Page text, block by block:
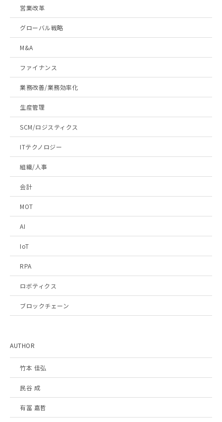
営業改革
グローバル戦略
M&A
ファイナンス
業務改善/業務効率化
生産管理
SCM/ロジスティクス
ITテクノロジー
組織/人事
会計
MOT
AI
IoT
RPA
ロボティクス
ブロックチェーン
AUTHOR
竹本 佳弘
民谷 成
有冨 嘉哲